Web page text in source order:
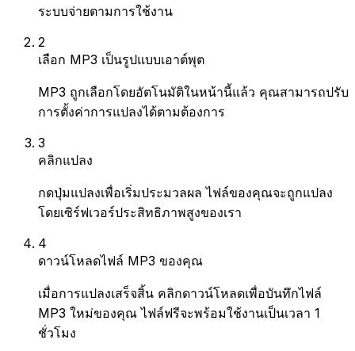
ระบบจ่ายตามการใช้งาน
2
เลือก MP3 เป็นรูปแบบเอาต์พุต
MP3 ถูกเลือกโดยอัตโนมัติในหน้านี้แล้ว คุณสามารถปรับ
การตั้งค่าการแปลงได้ตามต้องการ
3
คลิกแปลง
กดปุ่มแปลงเพื่อเริ่มประมวลผล ไฟล์ของคุณจะถูกแปลง
โดยเซิร์ฟเวอร์ประสิทธิภาพสูงของเรา
4
ดาวน์โหลดไฟล์ MP3 ของคุณ
เมื่อการแปลงเสร็จสิ้น คลิกดาวน์โหลดเพื่อบันทึกไฟล์
MP3 ใหม่ของคุณ ไฟล์ฟรีจะพร้อมใช้งานเป็นเวลา 1
ชั่วโมง